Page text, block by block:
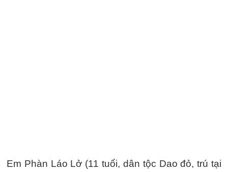
Em Phàn Láo Lở (11 tuổi, dân tộc Dao đỏ, trú tại